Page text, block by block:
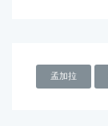
孟加拉